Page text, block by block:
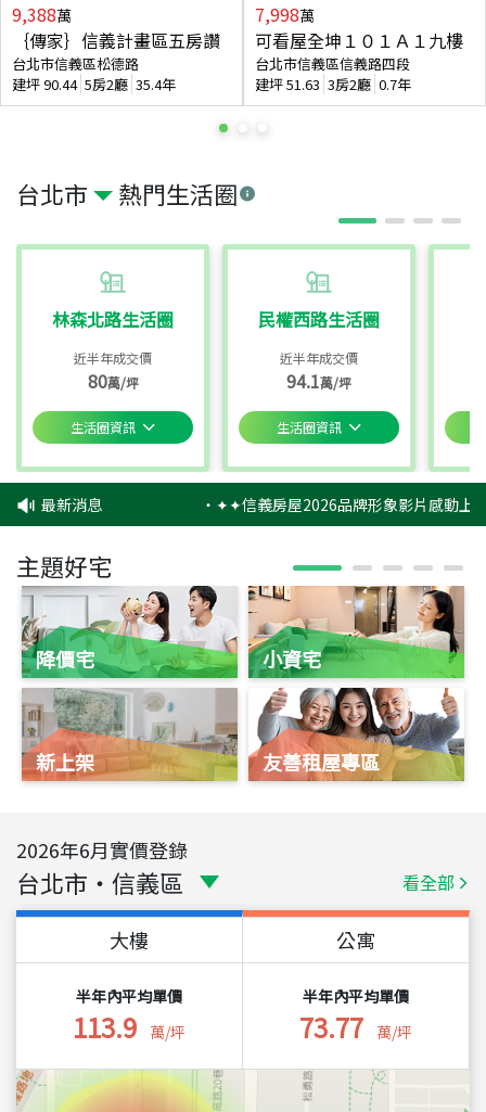
台北市 熱門生活圈
林森北路生活圈
近半年成交價
80萬/坪
生活圈資訊
民權西路生活圈
近半年成交價
94.1萬/坪
生活圈資訊
9,388萬
｛傳家｝信義計畫區五房讚
台北市信義區松德路
建坪90.44 5房2廳 35.4年
7,998萬
可看屋全坤１０１Ａ１九樓
台北市信義區信義路四段
建坪51.63 3房2廳 0.7年
最新消息 ‧✦✦信義房屋2026品牌形象影片感動上
主題好宅
降價宅
新上架
小資宅
友善租屋專區
2026年6月實價登錄
台北市 ・ 信義區 看全部
大樓
半年內平均單價
113.9 萬/坪
公寓
半年內平均單價
73.77 萬/坪